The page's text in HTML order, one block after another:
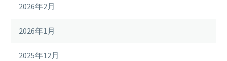
2026年2月
2026年1月
2025年12月